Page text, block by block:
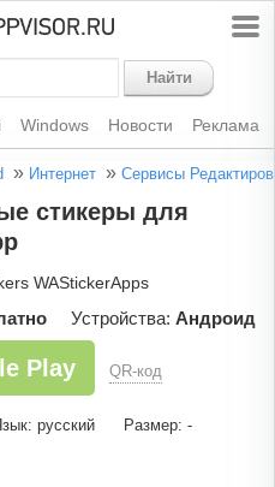
Найти
Windows Новости Реклама
» Интернет » Сервисы
стикеры для
WAStickerApps
Устройства: Андроид
Play QR-код
русский Размер: -